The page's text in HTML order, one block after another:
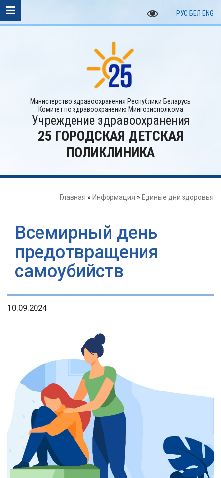
РУС БЕЛ ENG
Министерство здравоохранения Республики Беларусь
Комитет по здравоохранению Мингорисполкома
Учреждение здравоохранения
25 ГОРОДСКАЯ ДЕТСКАЯ
ПОЛИКЛИНИКА
Главная » Информация » Единые дни здоровья
Всемирный день
предотвращения
самоубийств
10.09.2024